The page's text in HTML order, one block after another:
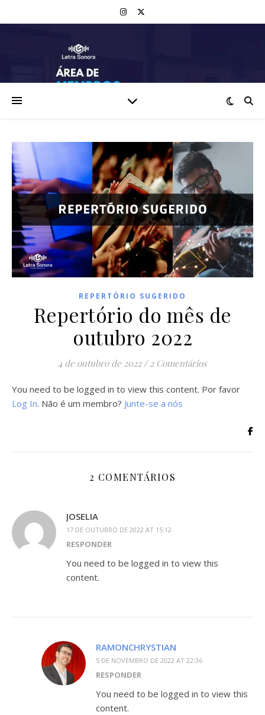
REPERTÓRIO SUGERIDO
Repertório do mês de
outubro 2022
4 de outubro de 2022 / 2 Comentários
You need to be logged in to view this content. Por favor
Log In. Não é um membro? Junte-se a nós
2 COMENTÁRIOS
JOSELIA
17 DE OUTUBRO DE 2022 AT 15:12
RESPONDER
You need to be logged in to view this
content.
RAMONCHRYSTIAN
5 DE NOVEMBRO DE 2022 AT 22:36
RESPONDER
You need to be logged in to view this
content.